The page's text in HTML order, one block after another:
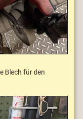
Blech für den